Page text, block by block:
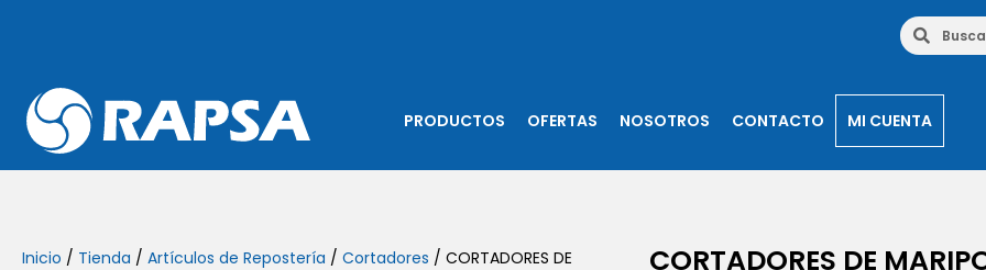
PRODUCTOS OFERTAS NOSOTROS CONTACTO MI CUENTA
Inicio / Tienda / Artículos de Repostería / Cortadores / CORTADORES DE
CORTADORES DE